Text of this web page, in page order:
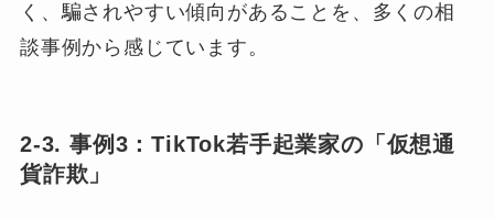
く、騙されやすい傾向があることを、多くの相
談事例から感じています。
2-3. 事例3：TikTok若手起業家の「仮想通
貨詐欺」